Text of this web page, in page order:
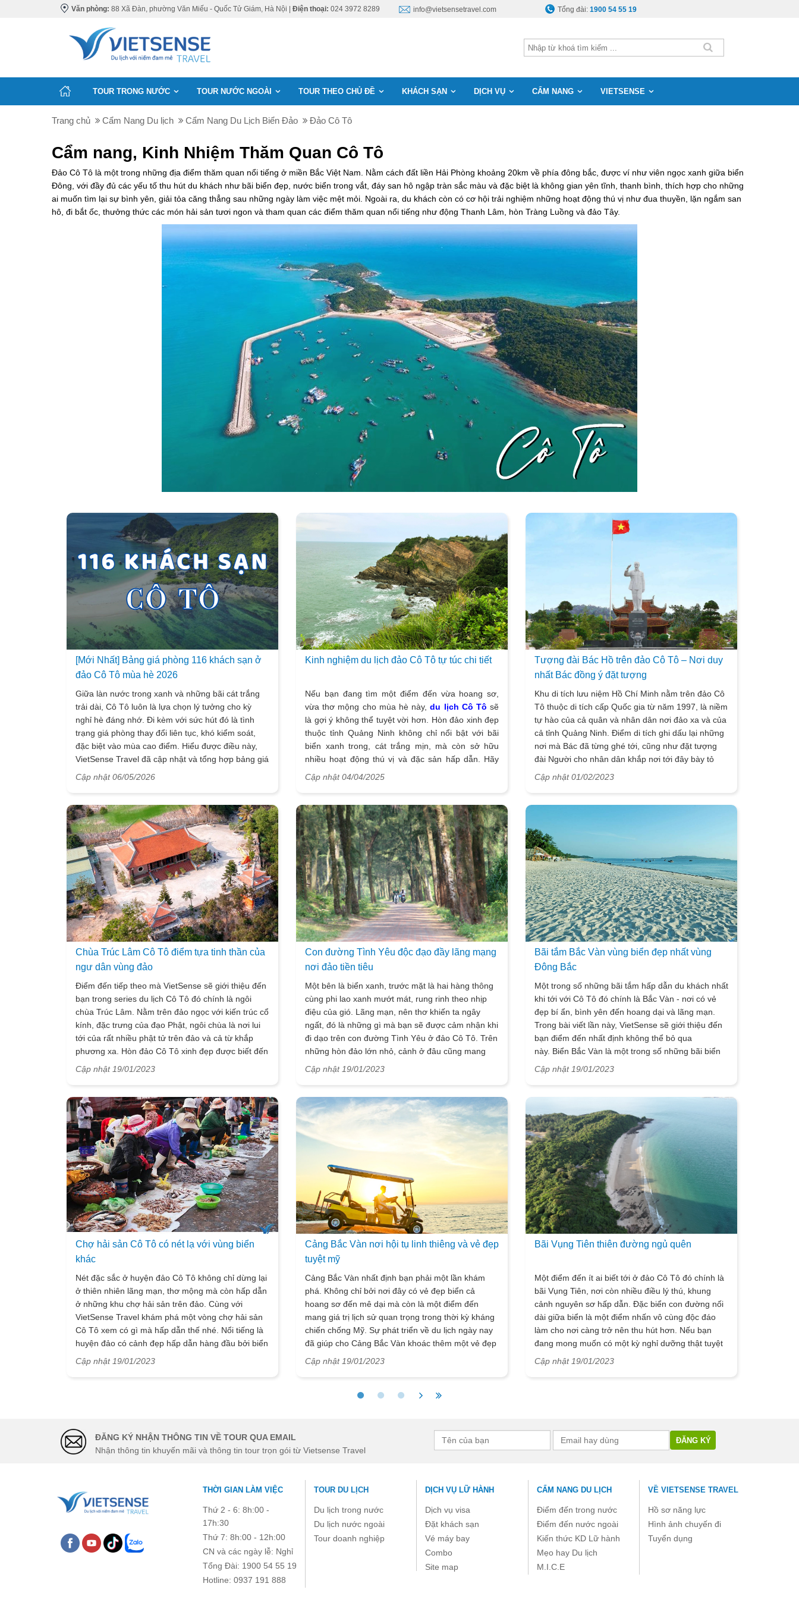
Văn phòng: 88 Xã Đàn, phường Văn Miếu - Quốc Tử Giám, Hà Nội | Điện thoại: 024 3972 8289 info@vietsensetravel.com Tổng đài:1900 54 55 19
TOUR TRONG NƯỚC TOUR NƯỚC NGOÀI TOUR THEO CHỦ ĐỀ KHÁCH SẠN DỊCH VỤ CẨM NANG VIETSENSE
Trang chủ Cẩm Nang Du lịch Cẩm Nang Du Lịch Biển Đảo Đảo Cô Tô
Cẩm nang, Kinh Nhiệm Thăm Quan Cô Tô
Đảo Cô Tô là một trong những địa điểm thăm quan nổi tiếng ở miền Bắc Việt Nam. Nằm cách đất liền Hải Phòng khoảng 20km về phía đông bắc, được ví như viên ngọc xanh giữa biển
Đông, với đầy đủ các yếu tố thu hút du khách như bãi biển đẹp, nước biển trong vắt, đáy san hô ngập tràn sắc màu và đặc biệt là không gian yên tĩnh, thanh bình, thích hợp cho những
ai muốn tìm lại sự bình yên, giải tỏa căng thẳng sau những ngày làm việc mệt mỏi. Ngoài ra, du khách còn có cơ hội trải nghiệm những hoạt động thú vị như đua thuyền, lặn ngắm san
hô, đi bắt ốc, thưởng thức các món hải sản tươi ngon và tham quan các điểm thăm quan nổi tiếng như động Thanh Lâm, hòn Tràng Luồng và đảo Tây.
[Mới Nhất] Bảng giá phòng 116 khách sạn ở
đảo Cô Tô mùa hè 2026
Giữa làn nước trong xanh và những bãi cát trắng
trải dài, Cô Tô luôn là lựa chọn lý tưởng cho kỳ
nghỉ hè đáng nhớ. Đi kèm với sức hút đó là tình
trạng giá phòng thay đổi liên tục, khó kiểm soát,
đặc biệt vào mùa cao điểm. Hiểu được điều này,
VietSense Travel đã cập nhật và tổng hợp bảng giá
phòng của 116 khách sạn, nhà nghỉ và homestay
sắp tới.
Cập nhật 06/05/2026
Kinh nghiệm du lịch đảo Cô Tô tự túc chi tiết
Nếu bạn đang tìm một điểm đến vừa hoang sơ,
vừa thơ mộng cho mùa hè này,du lịch Cô Tô sẽ
là gợi ý không thể tuyệt vời hơn. Hòn đảo xinh đẹp
thuộc tỉnh Quảng Ninh không chỉ nổi bật với bãi
biển xanh trong, cát trắng mịn, mà còn sở hữu
nhiều hoạt động thú vị và đặc sản hấp dẫn. Hãy
cùng khám phá kinh nghiệm du lịch biển tự túc tới
Cập nhật 04/04/2025
Tượng đài Bác Hồ trên đảo Cô Tô – Nơi duy
nhất Bác đồng ý đặt tượng
Khu di tích lưu niệm Hồ Chí Minh nằm trên đảo Cô
Tô thuộc di tích cấp Quốc gia từ năm 1997, là niềm
tự hào của cả quân và nhân dân nơi đảo xa và của
cả tỉnh Quảng Ninh. Điểm di tích ghi dấu lại những
nơi mà Bác đã từng ghé tới, cũng như đặt tượng
đài Người cho nhân dân khắp nơi tới đây bày tỏ
lòng thành kính.
Cập nhật 01/02/2023
Chùa Trúc Lâm Cô Tô điểm tựa tinh thần của
ngư dân vùng đảo
Điểm đến tiếp theo mà VietSense sẽ giới thiệu đến
bạn trong series du lịch Cô Tô đó chính là ngôi
chùa Trúc Lâm. Nằm trên đảo ngọc với kiến trúc cổ
kính, đặc trưng của đạo Phật, ngôi chùa là nơi lui
tới của rất nhiều phật tử trên đảo và cả từ khắp
phương xa. Hòn đảo Cô Tô xinh đẹp được biết đến
nhiều với không gian thiên nhiên vô cùng trong
núi, cánh rừng tự nhiên với nét đẹp đầy hoang sơ,
mê hoặc. Và bạn biết không, ngay trên đảo còn có
cả một ngôi chùa vô cùng đẹp và linh thiêng, là nơi
thờ tự cho các tín đồ Phật Giáo ghé tới, mang tên
chùa Trúc Lâm.
Cập nhật 19/01/2023
Con đường Tình Yêu độc đạo đầy lãng mạng
nơi đảo tiền tiêu
Một bên là biển xanh, trước mặt là hai hàng thông
cùng phi lao xanh mướt mát, rung rinh theo nhịp
điệu của gió. Lãng mạn, nên thơ khiến ta ngây
ngất, đó là những gì mà bạn sẽ được cảm nhận khi
đi dạo trên con đường Tình Yêu ở đảo Cô Tô. Trên
những hòn đảo lớn nhỏ, cảnh ở đâu cũng mang
một màu rất thơ khiến cho bất kể ai cũng thấy thật
Cập nhật 19/01/2023
Bãi tắm Bắc Vàn vùng biển đẹp nhất vùng
Đông Bắc
Một trong số những bãi tắm hấp dẫn du khách nhất
khi tới với Cô Tô đó chính là Bắc Vàn - nơi có vẻ
đẹp bí ẩn, bình yên đến hoang dại và lãng mạn.
Trong bài viết lần này, VietSense sẽ giới thiệu đến
bạn điểm đến nhất định không thể bỏ qua
này. Biển Bắc Vàn là một trong số những bãi biển
đẹp nhất ở đảo Cô Tô, nơi giao thoa của thiên
tắm trải dài 15km và nằm ngay ở phía bên ngoài
hướng vào của đảo. Ngay từ cầu cảng đi vào, du
khách đã thấy ngay được bãi tắm cát vàng óng ả,
dập dìu sóng biển ẩn hiện ngay trước mắt.
Cập nhật 19/01/2023
Chợ hải sản Cô Tô có nét lạ với vùng biển
khác
Nét đặc sắc ở huyện đảo Cô Tô không chỉ dừng lại
ở thiên nhiên lãng mạn, thơ mộng mà còn hấp dẫn
ở những khu chợ hải sản trên đảo. Cùng với
VietSense Travel khám phá một vòng chợ hải sản
Cô Tô xem có gì mà hấp dẫn thế nhé. Nổi tiếng là
huyện đảo có cảnh đẹp hấp dẫn hàng đầu bởi biển
cả, núi rừng hoà lẫn tạo khung cảnh ấn tượng, Cô
Cập nhật 19/01/2023
Cảng Bắc Vàn nơi hội tụ linh thiêng và vẻ đẹp
tuyệt mỹ
Cảng Bắc Vàn nhất định bạn phải một lần khám
phá. Không chỉ bởi nơi đây có vẻ đẹp biển cả
hoang sơ đến mê dại mà còn là một điểm đến
mang giá trị lịch sử quan trọng trong thời kỳ kháng
chiến chống Mỹ. Sự phát triển về du lịch ngày nay
đã giúp cho Cảng Bắc Vàn khoác thêm một vẻ đẹp
mới nhộn nhịp, cuốn hút hơn.
Cập nhật 19/01/2023
Bãi Vụng Tiên thiên đường ngủ quên
Một điểm đến ít ai biết tới ở đảo Cô Tô đó chính là
bãi Vụng Tiên, nơi còn nhiều điều lý thú, khung
cảnh nguyên sơ hấp dẫn. Đặc biển con đường nối
dài giữa biển là một điểm nhấn vô cùng độc đáo
làm cho nơi càng trở nên thu hút hơn. Nếu bạn
đang mong muốn có một kỳ nghỉ dưỡng thật tuyệt
vời với biển xanh, nắng vàng, cát trắng, vẻ đẹp
Cập nhật 19/01/2023
ĐĂNG KÝ NHẬN THÔNG TIN VỀ TOUR QUA EMAIL
Nhận thông tin khuyến mãi và thông tin tour trọn gói từ Vietsense Travel
THỜI GIAN LÀM VIỆC
Thứ 2 - 6: 8h:00 -
17h:30
Thứ 7: 8h:00 - 12h:00
CN và các ngày lễ: Nghỉ
Tổng Đài: 1900 54 55 19
Hotline: 0937 191 888
TOUR DU LỊCH
Du lịch trong nước
Du lịch nước ngoài
Tour doanh nghiệp
DỊCH VỤ LỮ HÀNH
Dịch vụ visa
Đặt khách sạn
Vé máy bay
Combo
Site map
CẨM NANG DU LỊCH
Điểm đến trong nước
Điểm đến nước ngoài
Kiến thức KD Lữ hành
Mẹo hay Du lịch
M.I.C.E
VỀ VIETSENSE TRAVEL
Hồ sơ năng lực
Hình ảnh chuyến đi
Tuyển dụng